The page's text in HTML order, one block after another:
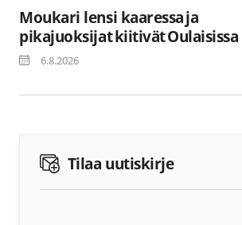
Moukari lensi kaaressa ja
pikajuoksijat kiitivät Oulaisissa
6.8.2026
Tilaa uutiskirje